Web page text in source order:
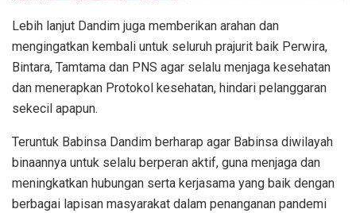
Lebih lanjut Dandim juga memberikan arahan dan
mengingatkan kembali untuk seluruh prajurit baik Perwira,
Bintara, Tamtama dan PNS agar selalu menjaga kesehatan
dan menerapkan Protokol kesehatan, hindari pelanggaran
sekecil apapun.
Teruntuk Babinsa Dandim berharap agar Babinsa diwilayah
binaannya untuk selalu berperan aktif, guna menjaga dan
meningkatkan hubungan serta kerjasama yang baik dengan
berbagai lapisan masyarakat dalam penanganan pandemi